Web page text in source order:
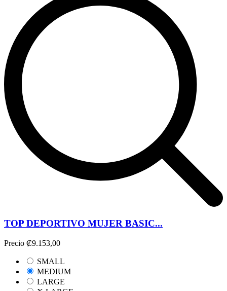
TOP DEPORTIVO MUJER BASIC...
Precio ₡9.153,00
SMALL
MEDIUM
LARGE